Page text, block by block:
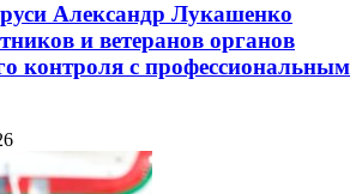
Александр Лукашенко
и ветеранов органов
контроля с профессиональным